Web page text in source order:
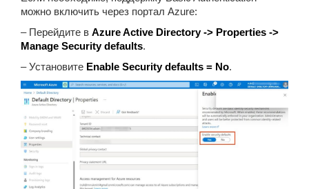
можно включить через портал Azure:
– Перейдите в Azure Active Directory -> Properties ->
Manage Security defaults.
– Установите Enable Security defaults = No.